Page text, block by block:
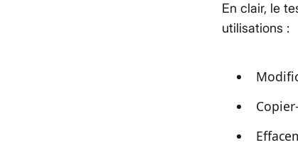
En clair, le
utilisations :